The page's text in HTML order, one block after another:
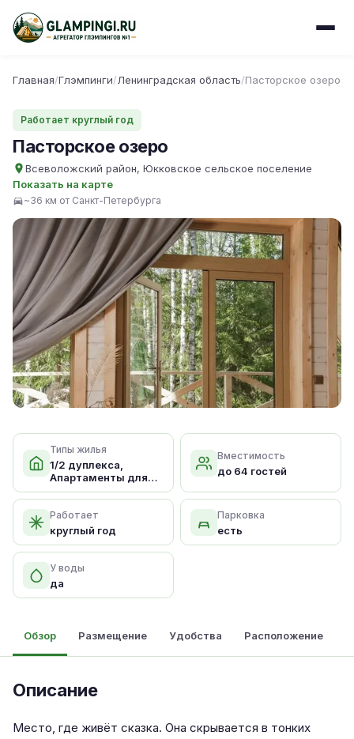
Главная/Глэмпинги/Ленинградская область/Пасторское озеро
Работает круглый год
Пасторское озеро
Всеволожский район, Юкковское сельское поселение
Показать на карте
~36 км от Санкт-Петербурга
Типы жилья
1/2 дуплекса,
Апартаменты для
семейного отдых
Вместимость
до 64 гостей
Работает
круглый год
Парковка
есть
У воды
да
Обзор Размещение Удобства Расположение
Описание
Место, где живёт сказка. Она скрывается в тонких